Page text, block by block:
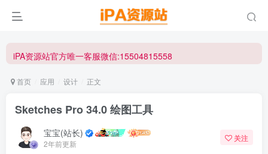
iPA资源站官方唯一客服微信:15504815558
iPA资源站官方唯一客服微信:15504815558
首页 应用 设计 正文
Sketches Pro 34.0 绘图工具
宝宝(站长)
2年前更新
关注